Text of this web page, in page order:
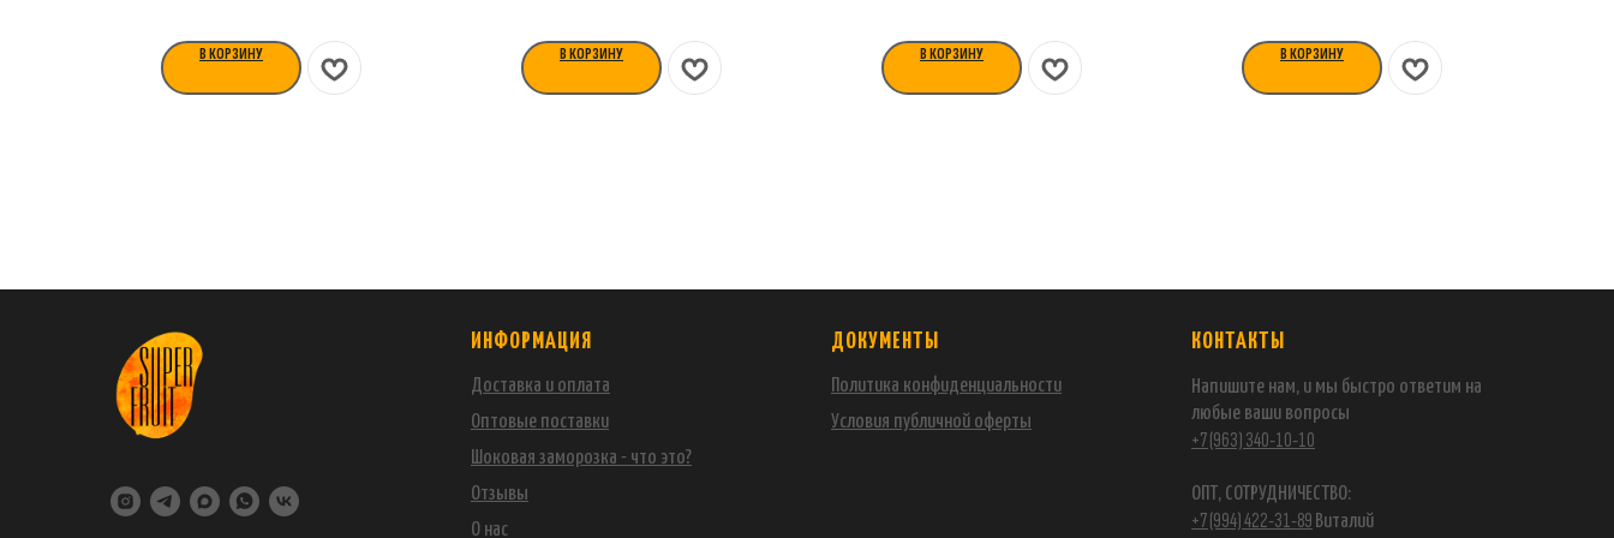
В КОРЗИНУ В КОРЗИНУ В КОРЗИНУ В КОРЗИНУ
ИНФОРМАЦИЯ
Доставка и оплата
Оптовые поставки
Шоковая заморозка - что это?
Отзывы
О нас
ДОКУМЕНТЫ
Политика конфиденциальности
Условия публичной оферты
КОНТАКТЫ
Напишите нам, и мы быстро ответим на
любые ваши вопросы
+7 (963) 340-10-10
ОПТ, СОТРУДНИЧЕСТВО:
+7 (994) 422-31-89 Виталий